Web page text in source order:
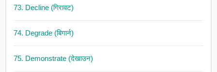
73. Decline (गिरावट)
74. Degrade (बिगार्न)
75. Demonstrate (देखाउन)